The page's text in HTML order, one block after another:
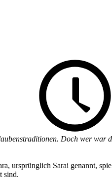
Doch wer war
ursprünglich Sarai genannt,
sind.